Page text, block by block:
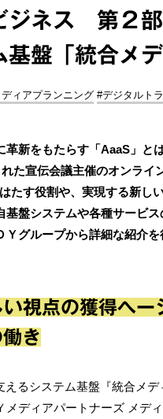
ジネス 第２
基盤「統合メ
ィアプランニング #デジタルト
新をもたらす「AaaS」とは
た宣伝会議主催のオンライ
たす役割や、実現する新し
基盤システムや各種サービ
グループから詳細な紹介を
視点の獲得へー
き
えるシステム基盤『統合メ
メディアパートナーズ メデ